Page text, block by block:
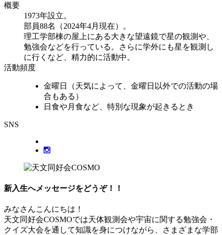
概要
1973年設立。
部員88名（2024年4月現在）。
理工学部棟の屋上にある大きな望遠鏡で星の観測や、
勉強会などを行っている。さらに学外にも星を観測し
に行くなど、精力的に活動中。
活動頻度
金曜日（天気によって、金曜日以外での活動の場
合もある）
日食や月食など、特別な現象が起きるとき
SNS
新入生へメッセージをどうぞ！！
みなさんこんにちは！
天文同好会COSMOでは天体観測会や宇宙に関する勉強会・
クイズ大会を通して知識を身につけながら、さまざまな学部